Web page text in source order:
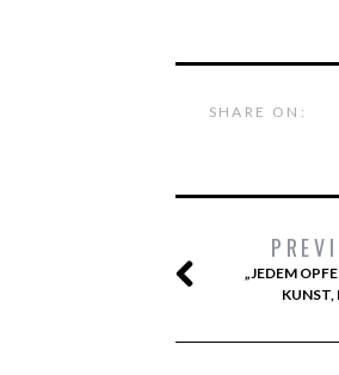
SHARE ON:
„JEDEM
KUNST,